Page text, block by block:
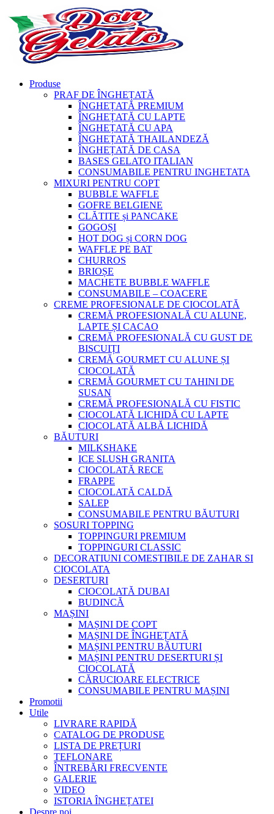
Produse
PRAF DE ÎNGHEȚATĂ
ÎNGHEȚATĂ PREMIUM
ÎNGHEȚATĂ CU LAPTE
ÎNGHEȚATĂ CU APA
ÎNGHEȚATĂ THAILANDEZĂ
ÎNGHEȚATĂ DE CASA
BASES GELATO ITALIAN
CONSUMABILE PENTRU INGHETATA
MIXURI PENTRU COPT
BUBBLE WAFFLE
GOFRE BELGIENE
CLĂTITE și PANCAKE
GOGOȘI
HOT DOG și CORN DOG
WAFFLE PE BAT
CHURROS
BRIOȘE
MACHETE BUBBLE WAFFLE
CONSUMABILE – COACERE
CREME PROFESIONALE DE CIOCOLATĂ
CREMĂ PROFESIONALĂ CU ALUNE,
LAPTE ȘI CACAO
CREMĂ PROFESIONALĂ CU GUST DE
BISCUIȚI
CREMĂ GOURMET CU ALUNE ȘI
CIOCOLATĂ
CREMĂ GOURMET CU TAHINI DE
SUSAN
CREMĂ PROFESIONALĂ CU FISTIC
CIOCOLATĂ LICHIDĂ CU LAPTE
CIOCOLATĂ ALBĂ LICHIDĂ
BĂUTURI
MILKSHAKE
ICE SLUSH GRANITA
CIOCOLATĂ RECE
FRAPPE
CIOCOLATĂ CALDĂ
SALEP
CONSUMABILE PENTRU BĂUTURI
SOSURI TOPPING
TOPPINGURI PREMIUM
TOPPINGURI CLASSIC
DECORATIUNI COMESTIBILE DE ZAHAR SI
CIOCOLATA
DESERTURI
CIOCOLATĂ DUBAI
BUDINCĂ
MAȘINI
MAȘINI DE COPT
MAȘINI DE ÎNGHEȚATĂ
MAȘINI PENTRU BĂUTURI
MAȘINI PENTRU DESERTURI ȘI
CIOCOLATĂ
CĂRUCIOARE ELECTRICE
CONSUMABILE PENTRU MAȘINI
Promotii
Utile
LIVRARE RAPIDĂ
CATALOG DE PRODUSE
LISTA DE PREȚURI
TEFLONARE
ÎNTREBĂRI FRECVENTE
GALERIE
VIDEO
ISTORIA ÎNGHEȚATEI
Despre noi